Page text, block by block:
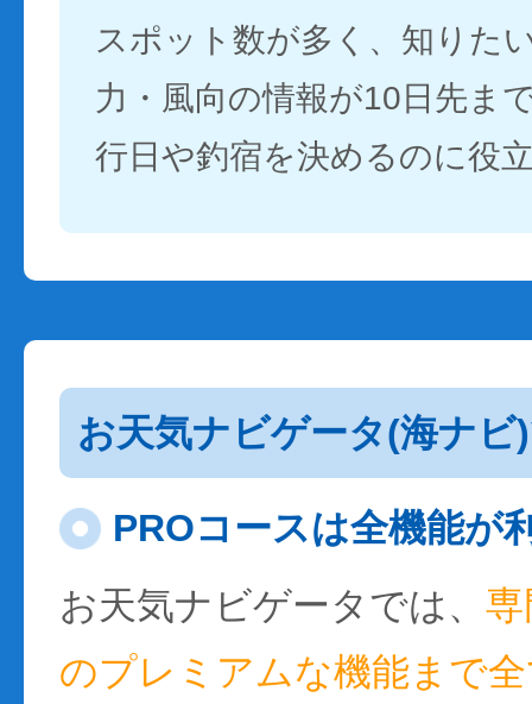
スポット数が多く、知りた
力・風向の情報が10日先ま
行日や釣宿を決めるのに役
お天気ナビゲータ(海ナビ
PROコースは全機能が
お天気ナビゲータでは、
のプレミアムな機能まで